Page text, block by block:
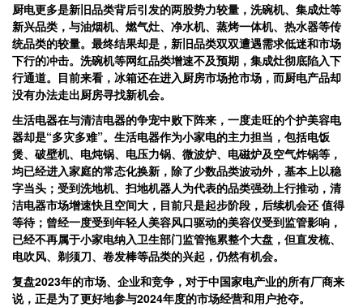
厨电更多是新旧品类背后引发的两股势力较量，洗碗机、集成灶等
新兴品类，与油烟机、燃气灶、净水机、蒸烤一体机、热水器等传
统品类的较量。最终结果却是，新旧品类双双遭遇需求低迷和市场
下行的冲击。洗碗机等网红品类增速不及预期，集成灶彻底陷入下
行通道。目前来看，冰箱还在进入厨房市场抢市场，而厨电产品却
没有办法走出厨房寻找新机会。
生活电器在与清洁电器的争宠中败下阵来，一度走旺的个护美容电
器却是“多灾多难”。生活电器作为小家电的主力担当，包括电饭
煲、破壁机、电炖锅、电压力锅、微波炉、电磁炉及空气炸锅等，
均已经进入家庭的常态化换新，除了少数品类波动外，基本上以稳
字当头；受到洗地机、扫地机器人为代表的品类强劲上行推动，清
洁电器市场增速快且空间大，目前只是起步阶段，后续机会还 值得
等待；曾经一度受到年轻人美容风口驱动的美容仪受到监管影响，
已经不再属于小家电纳入卫生部门监管拖累整个大盘，但直发梳、
电吹风、剃须刀、卷发棒等品类的兴起，仍然有机会。
复盘2023年的市场、企业和竞争，对于中国家电产业的所有厂商来
说，正是为了更好地参与2024年度的市场经营和用户抢夺。